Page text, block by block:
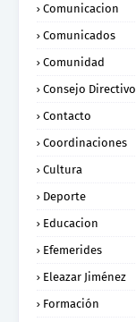
Comunicacion
Comunicados
Comunidad
Consejo Directivo
Contacto
Coordinaciones
Cultura
Deporte
Educacion
Efemerides
Eleazar Jiménez
Formación